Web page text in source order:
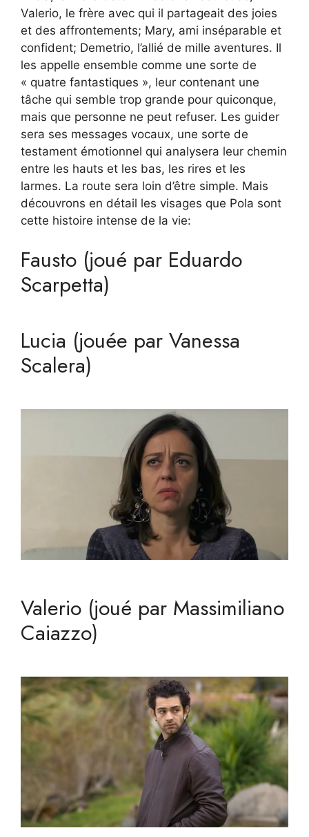
Valerio, le frère avec qui il partageait des joies
et des affrontements; Mary, ami inséparable et
confident; Demetrio, l’allié de mille aventures. Il
les appelle ensemble comme une sorte de
« quatre fantastiques », leur contenant une
tâche qui semble trop grande pour quiconque,
mais que personne ne peut refuser. Les guider
sera ses messages vocaux, une sorte de
testament émotionnel qui analysera leur chemin
entre les hauts et les bas, les rires et les
larmes. La route sera loin d’être simple. Mais
découvrons en détail les visages que Pola sont
cette histoire intense de la vie:
Fausto (joué par Eduardo
Scarpetta)
Lucia (jouée par Vanessa
Scalera)
Valerio (joué par Massimiliano
Caiazzo)